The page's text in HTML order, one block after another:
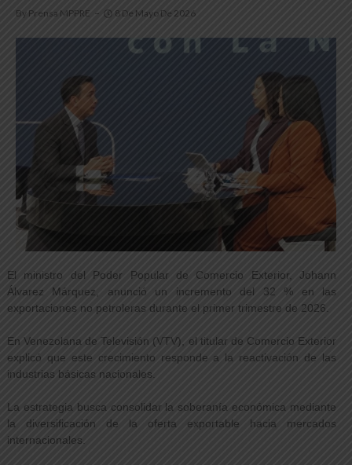
By Prensa MPPRE 8 De Mayo De 2026
El ministro del Poder Popular de Comercio Exterior, Johann
Álvarez Márquez, anunció un incremento del 32 % en las
exportaciones no petroleras durante el primer trimestre de 2026.
En Venezolana de Televisión (VTV), el titular de Comercio Exterior
explicó que este crecimiento responde a la reactivación de las
industrias básicas nacionales.
La estrategia busca consolidar la soberanía económica mediante
la diversificación de la oferta exportable hacia mercados
internacionales.